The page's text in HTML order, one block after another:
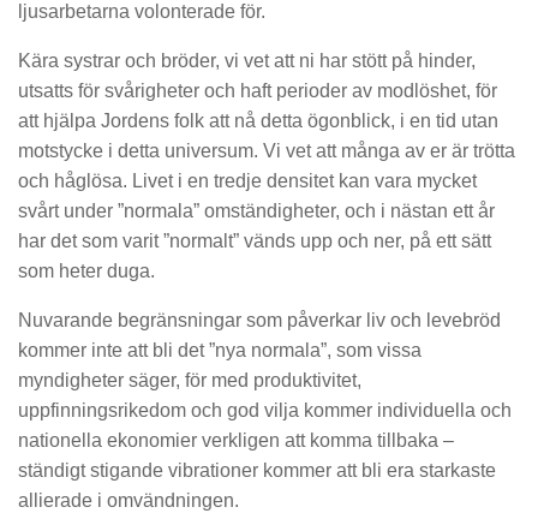
ljusarbetarna volonterade för.
Kära systrar och bröder, vi vet att ni har stött på hinder,
utsatts för svårigheter och haft perioder av modlöshet, för
att hjälpa Jordens folk att nå detta ögonblick, i en tid utan
motstycke i detta universum. Vi vet att många av er är trötta
och håglösa. Livet i en tredje densitet kan vara mycket
svårt under ”normala” omständigheter, och i nästan ett år
har det som varit ”normalt” vänds upp och ner, på ett sätt
som heter duga.
Nuvarande begränsningar som påverkar liv och levebröd
kommer inte att bli det ”nya normala”, som vissa
myndigheter säger, för med produktivitet,
uppfinningsrikedom och god vilja kommer individuella och
nationella ekonomier verkligen att komma tillbaka –
ständigt stigande vibrationer kommer att bli era starkaste
allierade i omvändningen.